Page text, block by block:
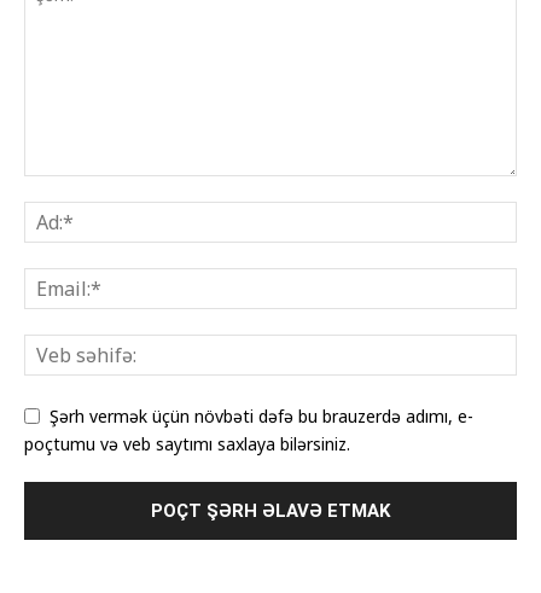
Şərh vermək üçün növbəti dəfə bu brauzerdə adımı, e-
poçtumu və veb saytımı saxlaya bilərsiniz.